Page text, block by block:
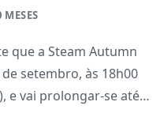
MESES
que a Steam Autumn
setembro, às 18h00
e vai prolongar-se até 6